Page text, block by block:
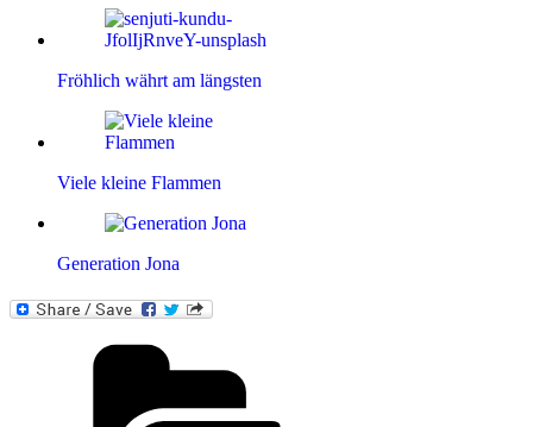
Fröhlich währt am längsten
Viele kleine Flammen
Generation Jona